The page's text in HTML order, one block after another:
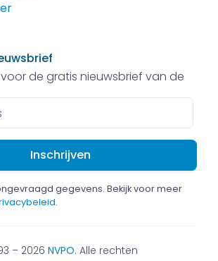
de gratis nieuwsbrief van de
gegevens. Bekijk voor meer
.
– 2026 NVPO. Alle rechten